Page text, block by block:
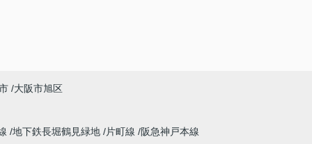
大阪市旭区
地下鉄長堀鶴見緑地 片町線 阪急神戸本線